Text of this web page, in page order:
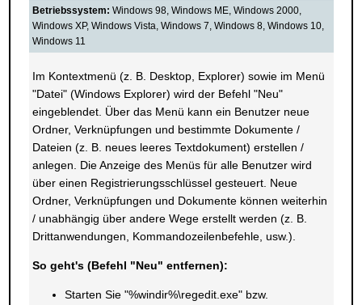
Betriebssystem: Windows 98, Windows ME, Windows 2000,
Windows XP, Windows Vista, Windows 7, Windows 8, Windows 10,
Windows 11
Im Kontextmenü (z. B. Desktop, Explorer) sowie im Menü
"Datei" (Windows Explorer) wird der Befehl "Neu"
eingeblendet. Über das Menü kann ein Benutzer neue
Ordner, Verknüpfungen und bestimmte Dokumente /
Dateien (z. B. neues leeres Textdokument) erstellen /
anlegen. Die Anzeige des Menüs für alle Benutzer wird
über einen Registrierungsschlüssel gesteuert. Neue
Ordner, Verknüpfungen und Dokumente können weiterhin
/ unabhängig über andere Wege erstellt werden (z. B.
Drittanwendungen, Kommandozeilenbefehle, usw.).
So geht's (Befehl "Neu" entfernen):
Starten Sie "%windir%\regedit.exe" bzw.